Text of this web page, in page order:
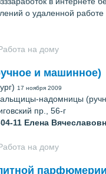
о удаленной работе
на дому
и машинное)
17 ноября 2009
надомницы
пр., 56-г
11 Елена
на дому